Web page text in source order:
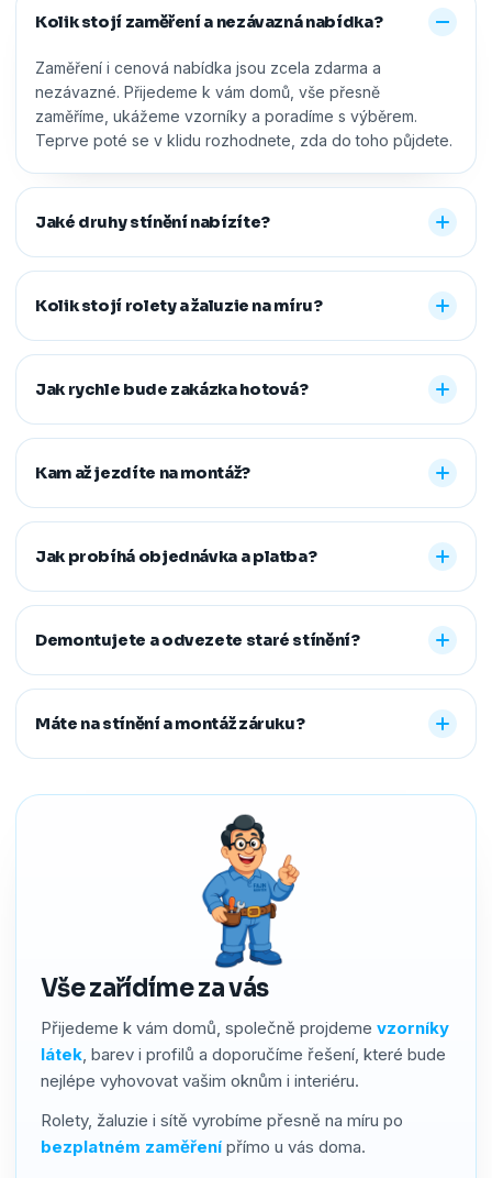
Vše zařídíme za vás
Přijedeme k vám domů, společně projdeme vzorníky
látek, barev i profilů a doporučíme řešení, které bude
nejlépe vyhovovat vašim oknům i interiéru.
Rolety, žaluzie i sítě vyrobíme přesně na míru po
bezplatném zaměření přímo u vás doma.
Kolik stojí zaměření a nezávazná nabídka?
Zaměření i cenová nabídka jsou zcela zdarma a
nezávazné. Přijedeme k vám domů, vše přesně
zaměříme, ukážeme vzorníky a poradíme s výběrem.
Teprve poté se v klidu rozhodnete, zda do toho půjdete.
Jaké druhy stínění nabízíte?
Nabízíme vnitřní i venkovní stínění na míru: rolety den a
noc, plisé rolety, římské, látkové a termo rolety, vertikální,
dřevěné, bambusové i hliníkové žaluzie a sítě proti
hmyzu. Vyrobíme řešení pro běžná, střešní i atypická
Kolik stojí rolety a žaluzie na míru?
Konečná cena se odvíjí od zvoleného typu stínění a jeho
vodicích lišt, rozměru oken i vybrané látky či dekoru.
Přesnou cenovou nabídku vám připravíme zdarma.
Jak rychle bude zakázka hotová?
Standardní dodací lhůta je 7–14 pracovních dní od
zabere 1–2 hodiny, větší zakázky zvládneme během
jednoho dne. Pokud na termín spěcháte, vždy se snažíme
Kam až jezdíte na montáž?
Působíme především v Moravskoslezském,
Pardubickém a Zlínském kraji, na Vysočině a v Praze. V
rámci našeho regionu dopravu neúčtujeme, vzdálenější
Jak probíhá objednávka a platba?
Stačí nám zavolat, napsat nebo vyplnit nezávazný
formulář. Po výběru řešení skládáte zálohu na materiál a
doplatek hradíte až po dokončené montáži, když je vše
hotové a vy spokojení. Preferujeme platbu převodem,
Demontujete a odvezete staré stínění?
Ano. Staré žaluzie nebo rolety za vás profesionálně
předem říct a o všechno se postaráme, abyste neměli
žádné starosti navíc.
Máte na stínění a montáž záruku?
podle typu stínění. Používáme kvalitní materiály a precizní
zpracování, a pokud by přesto bylo potřeba cokoliv řešit,
náš servis vyřídíme rychle a férově.